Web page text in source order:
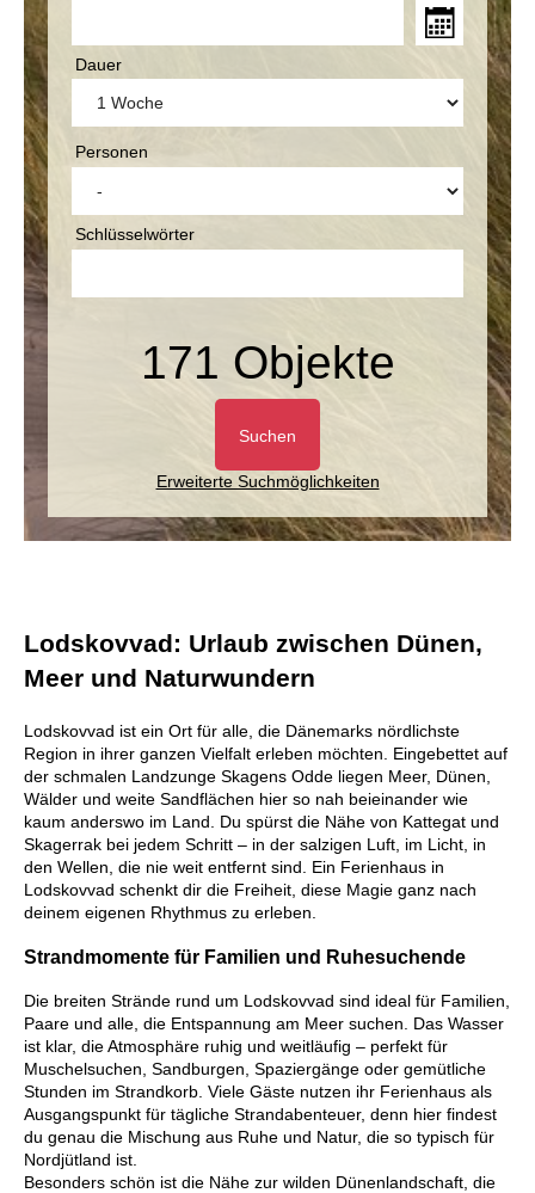
Dauer
Personen
Schlüsselwörter
171 Objekte
Suchen
Erweiterte Suchmöglichkeiten
Lodskovvad: Urlaub zwischen Dünen,
Meer und Naturwundern
Lodskovvad ist ein Ort für alle, die Dänemarks nördlichste
Region in ihrer ganzen Vielfalt erleben möchten. Eingebettet auf
der schmalen Landzunge Skagens Odde liegen Meer, Dünen,
Wälder und weite Sandflächen hier so nah beieinander wie
kaum anderswo im Land. Du spürst die Nähe von Kattegat und
Skagerrak bei jedem Schritt – in der salzigen Luft, im Licht, in
den Wellen, die nie weit entfernt sind. Ein Ferienhaus in
Lodskovvad schenkt dir die Freiheit, diese Magie ganz nach
deinem eigenen Rhythmus zu erleben.
Strandmomente für Familien und Ruhesuchende
Die breiten Strände rund um Lodskovvad sind ideal für Familien,
Paare und alle, die Entspannung am Meer suchen. Das Wasser
ist klar, die Atmosphäre ruhig und weitläufig – perfekt für
Muschelsuchen, Sandburgen, Spaziergänge oder gemütliche
Stunden im Strandkorb. Viele Gäste nutzen ihr Ferienhaus als
Ausgangspunkt für tägliche Strandabenteuer, denn hier findest
du genau die Mischung aus Ruhe und Natur, die so typisch für
Nordjütland ist.
Besonders schön ist die Nähe zur wilden Dünenlandschaft, die